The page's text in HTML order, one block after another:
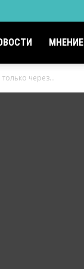
МНЕНИЕ
через...